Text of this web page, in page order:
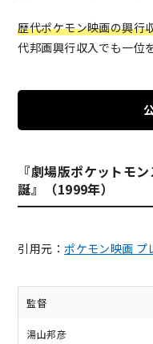
歴代ポケモン映画の興行
代邦画興行収入でも一位
『劇場版ポケットモ
誕』（1999年）
引用元：ポケモン映画 プ
監督
湯山邦彦